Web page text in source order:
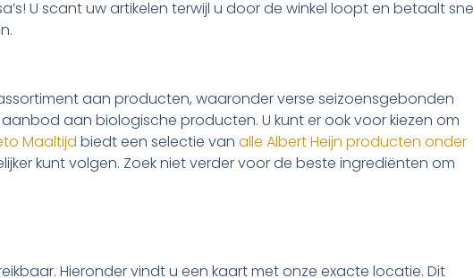
U scant uw artikelen terwijl u door de winkel loopt en betaalt
aan producten, waaronder verse seizoensgebonden
aan biologische producten. U kunt er ook voor kiezen om
Maaltijd biedt een selectie van alle Albert Heijn producten onder
kunt volgen. Zoek niet verder voor de beste ingrediënten om
Hieronder vindt u een kaart met onze exacte locatie. Dit